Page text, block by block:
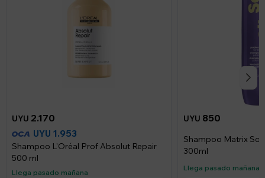
UYU 2.170
UYU 1.953
Shampoo L'Oréal Prof Absolut Repair
500 ml
Llega pasado mañana
UYU 850
Shampoo Matrix So
300ml
Llega pasado mañana